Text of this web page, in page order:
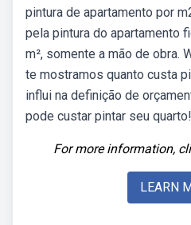
pintura de apartamento por
pela pintura do apartamento
m², somente a mão de obra.
te mostramos quanto custa
influi na definição de
pode custar pintar seu quarto!
For more information,
LEARN